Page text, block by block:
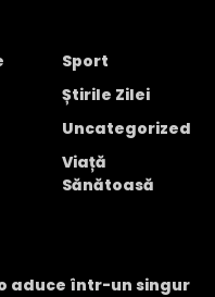
Sport
Știrile Zilei
Uncategorized
Viață
Sănătoasă
aduce într-un singur